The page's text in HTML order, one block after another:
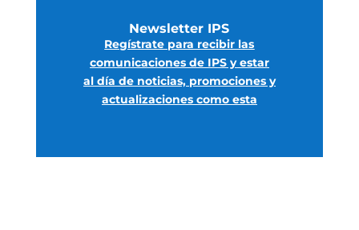
Newsletter IPS
Regístrate para recibir las
comunicaciones de IPS y estar
al día de noticias, promociones y
actualizaciones como esta